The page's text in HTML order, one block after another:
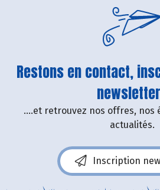
Restons en contact,
....et retrouvez nos offres, nos
actualités.
Inscription